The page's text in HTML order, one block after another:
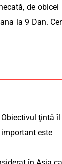
de obicei
la 9 Dan.
ţintă îl
este